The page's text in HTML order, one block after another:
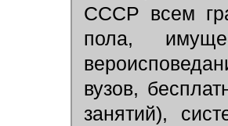
СССР всем
пола,
вузов,
занятий),